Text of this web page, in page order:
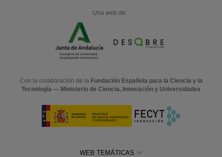
Una web de:
Con la colaboración de la Fundación Española para la Ciencia y la
Tecnología — Ministerio de Ciencia, Innovación y Universidades
WEB TEMÁTICAS